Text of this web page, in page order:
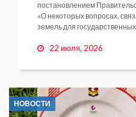
постановлением
«О некоторых вопросах,
земель для
22 июля, 2026
НОВОСТИ